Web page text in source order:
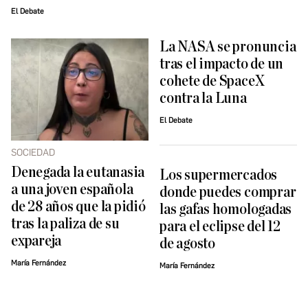
El Debate
SOCIEDAD
Denegada la eutanasia
a una joven española
de 28 años que la pidió ​
tras la paliza de su
expareja
María Fernández
La NASA se pronuncia
tras el impacto de un
cohete de SpaceX
contra la Luna
El Debate
Los supermercados
donde puedes comprar
las gafas homologadas
para el eclipse del 12
de agosto
María Fernández